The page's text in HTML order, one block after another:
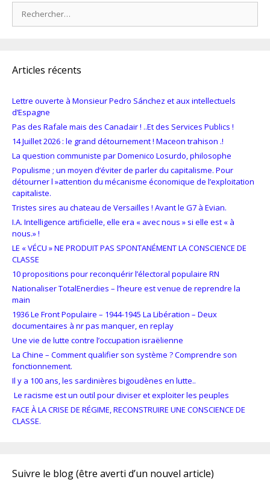
Articles récents
Lettre ouverte à Monsieur Pedro Sánchez et aux intellectuels
d’Espagne
Pas des Rafale mais des Canadair ! ..Et des Services Publics !
14 Juillet 2026 : le grand détournement ! Maceon trahison .!
La question communiste par Domenico Losurdo, philosophe
Populisme ; un moyen d’éviter de parler du capitalisme. Pour
détourner l »attention du mécanisme économique de l’exploitation
capitaliste.
Tristes sires au chateau de Versailles ! Avant le G7 à Evian.
I.A. Intelligence artificielle, elle era « avec nous » si elle est « à
nous.» !
LE « VÉCU » NE PRODUIT PAS SPONTANÉMENT LA CONSCIENCE DE
CLASSE
10 propositions pour reconquérir l’électoral populaire RN
Nationaliser TotalEnerdies – l’heure est venue de reprendre la
main
1936 Le Front Populaire – 1944-1945 La Libération – Deux
documentaires à nr pas manquer, en replay
Une vie de lutte contre l’occupation israëlienne
La Chine – Comment qualifier son système ? Comprendre son
fonctionnement.
Il y a 100 ans, les sardinières bigoudènes en lutte..
Le racisme est un outil pour diviser et exploiter les peuples
FACE À LA CRISE DE RÉGIME, RECONSTRUIRE UNE CONSCIENCE DE
CLASSE.
Suivre le blog (être averti d’un nouvel article)